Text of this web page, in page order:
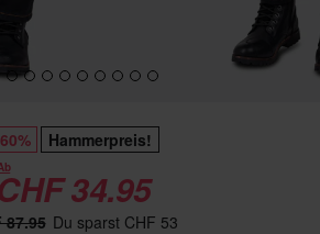
Hammerpreis!
34.95
87.95 Du sparst CHF 53